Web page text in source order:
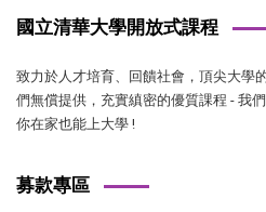
國立清華大學開放式課程
致力於人才培育、回饋社會，頂尖大學
們無償提供，充實縝密的優質課程 - 我
你在家也能上大學 !
募款專區